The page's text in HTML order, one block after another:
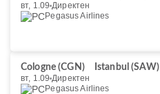
вт, 1.09 Директен
Pegasus Airlines
Cologne (CGN)
Istanbul (SAW)
вт, 1.09 Директен
Pegasus Airlines